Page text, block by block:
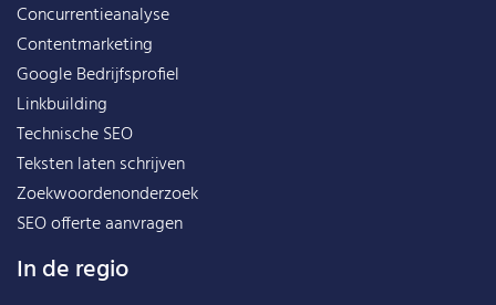
Concurrentieanalyse
Contentmarketing
Google Bedrijfsprofiel
Linkbuilding
Technische SEO
Teksten laten schrijven
Zoekwoordenonderzoek
SEO offerte aanvragen
In de regio